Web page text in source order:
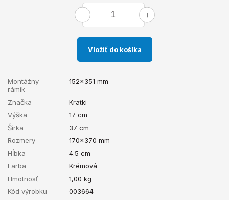
Vložiť do košíka
Montážny
rámik
152x351 mm
Značka
Kratki
Výška
17 cm
Šírka
37 cm
Rozmery
170x370 mm
Hĺbka
4.5 cm
Farba
Krémová
Hmotnosť
1,00 kg
Kód výrobku
003664